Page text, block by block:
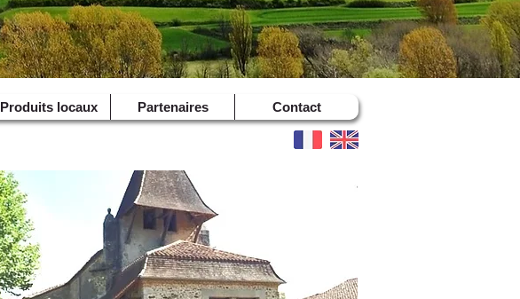
Produits locaux Partenaires Contact